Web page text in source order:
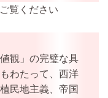
覧ください
観」の完璧な具
わたって、西洋
民地主義、帝国